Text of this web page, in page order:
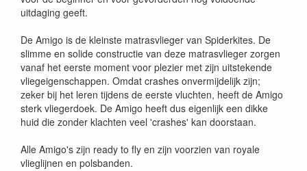
uitdaging geeft.
De Amigo is de kleinste matrasvlieger van Spiderkites. De
slimme en solide constructie van deze matrasvlieger zorgen
vanaf het eerste moment voor plezier met zijn uitstekende
vliegeigenschappen. Omdat crashes onvermijdelijk zijn;
zeker bij het leren tijdens de eerste vluchten, heeft de Amigo
sterk vliegerdoek. De Amigo heeft dus eigenlijk een dikke
huid die zonder klachten veel 'crashes' kan doorstaan.
Alle Amigo's zijn ready to fly en zijn voorzien van royale
vlieglijnen en polsbanden.